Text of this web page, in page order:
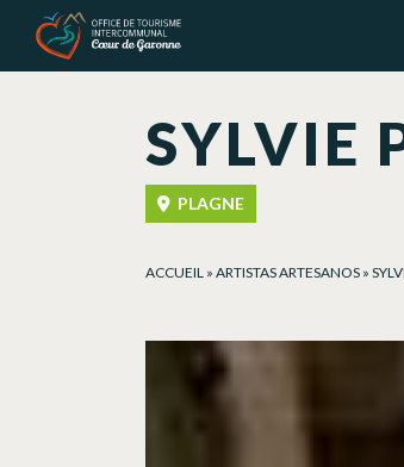
SYLVIE
PLAGNE
ACCUEIL » ARTISTAS ARTESANOS »
Panel de gestión de cookies